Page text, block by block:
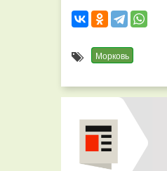
Морковь